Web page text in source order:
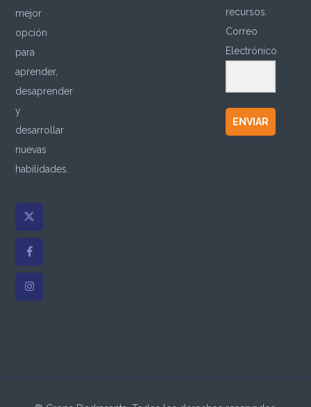
mejor
opción
para
aprender,
desaprender
y
desarrollar
nuevas
habilidades.
recursos.
Correo
Electrónico
ENVIAR